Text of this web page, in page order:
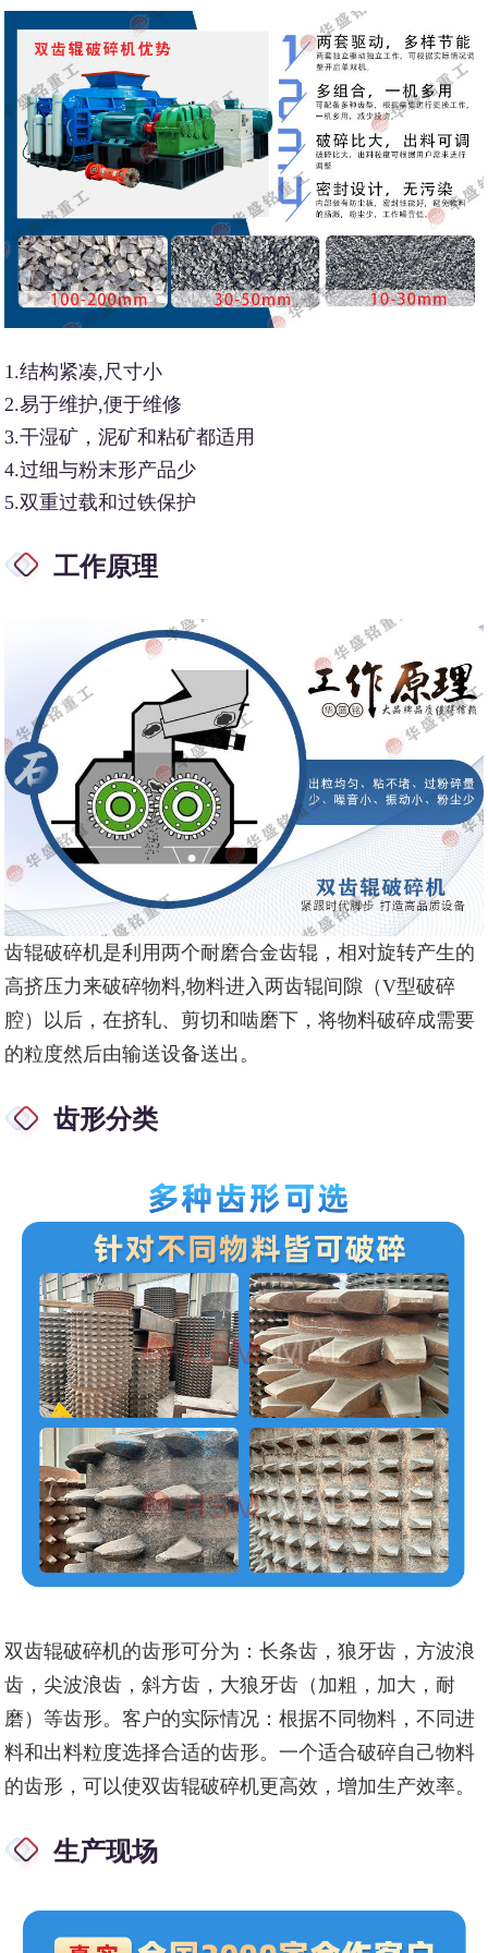
1.结构紧凑,尺寸小
2.易于维护,便于维修
3.干湿矿，泥矿和粘矿都适用
4.过细与粉末形产品少
5.双重过载和过铁保护
工作原理
齿辊破碎机是利用两个耐磨合金齿辊，相对旋转产生的
高挤压力来破碎物料,物料进入两齿辊间隙（V型破碎
腔）以后，在挤轧、剪切和啮磨下，将物料破碎成需要
的粒度然后由输送设备送出。
齿形分类
双齿辊破碎机的齿形可分为：长条齿，狼牙齿，方波浪
齿，尖波浪齿，斜方齿，大狼牙齿（加粗，加大，耐
磨）等齿形。客户的实际情况：根据不同物料，不同进
料和出料粒度选择合适的齿形。一个适合破碎自己物料
的齿形，可以使双齿辊破碎机更高效，增加生产效率。
生产现场